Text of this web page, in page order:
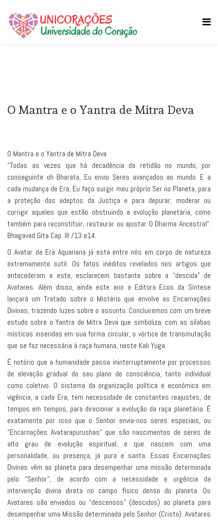
O Mantra e o Yantra de Mitra Deva
O Mantra e o Yantra de Mitra Deva
“Todas as vezes que há decadência da retidão no mundo, por
conseguinte oh Bharata, Eu envio Seres avançados ao mundo. E a
cada mudança de Era, Eu faço surgir meu próprio Ser no Planeta, para
a proteção dos adeptos da Justiça e para depurar, moderar ou
corrigir aqueles que estão obstruindo a evolução planetária, como
também para reconstituir, restaurar ou ajustar O Dharma Ancestral”.
Bhagavad Gita Cap. III /13 e14.
O Avatar da Era Aquariana já está entre nós em corpo de natureza
extremamente sutil. Os fatos inéditos revelados nos artigos que
antecederam a este, esclarecem bastante sobre a “descida” de
Avatares. Além disso, ainda este ano a Editora Ecos da Síntese
lançará um Tratado sobre o Mistério que envolve as Encarnações
Divinas, trazendo luzes sobre o assunto. Concluiremos com um breve
estudo sobre o Yantra de Mitra Deva que simboliza, com as sílabas
místicas inseridas em sua forma circular, o vórtice de transmutação
que se faz necessária à raça humana, neste Kali Yuga.
É notório que a humanidade passa ininterruptamente por processos
de elevação gradual do seu plano de consciência, tanto individual
como coletivo. O sistema da organização política e econômica em
vigência, a cada Era, tem necessidade de constantes reajustes, de
tempos em tempos, para direcionar a evolução da raça planetária. É
exatamente por isso que o Senhor envia-nos seres especiais, ou
“Encarnações Avatarapurushas” que são nascimentos de seres de
alto grau de evolução espiritual, e que nascem com uma
personalidade, ou presença, já pura e santa. Essas Encarnações
Divinas vêm ao planeta para desempenhar uma missão determinada
pelo “Senhor”, de acordo com a necessidade e urgência da
intervenção divina direta no campo físico denso do planeta. Os
Avatares são enviados ou “descensos” (descidos) ao planeta para
desempenhar uma Missão determinada pelo Senhor (Cristo). Avatares